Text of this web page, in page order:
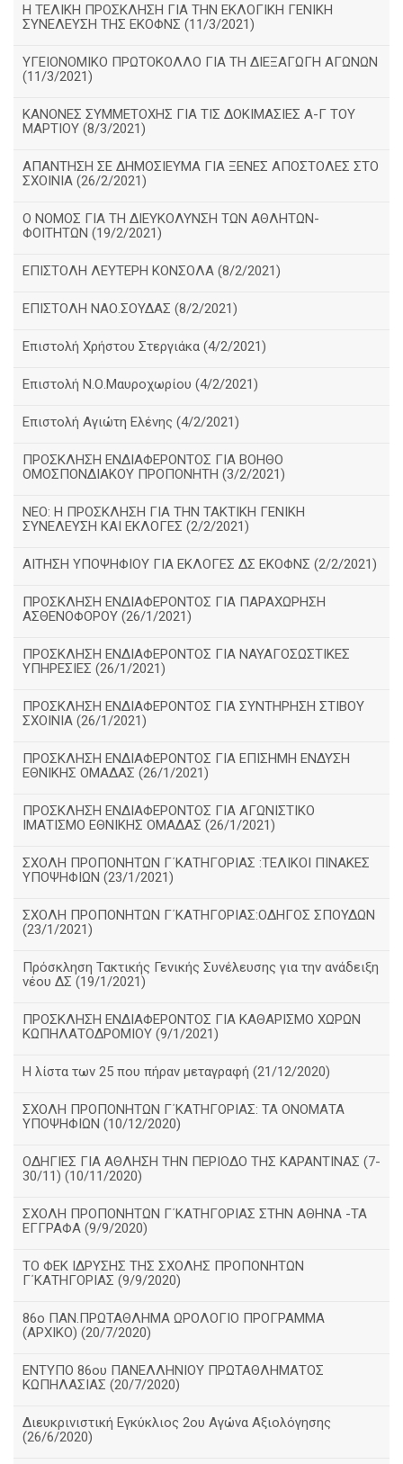
Η ΤΕΛΙΚΗ ΠΡΟΣΚΛΗΣΗ ΓΙΑ ΤΗΝ ΕΚΛΟΓΙΚΗ ΓΕΝΙΚΗ
ΣΥΝΕΛΕΥΣΗ ΤΗΣ ΕΚΟΦΝΣ (11/3/2021)
ΥΓΕΙΟΝΟΜΙΚΟ ΠΡΩΤΟΚΟΛΛΟ ΓΙΑ ΤΗ ΔΙΕΞΑΓΩΓΗ ΑΓΩΝΩΝ
(11/3/2021)
ΚΑΝΟΝΕΣ ΣΥΜΜΕΤΟΧΗΣ ΓΙΑ ΤΙΣ ΔΟΚΙΜΑΣΙΕΣ Α-Γ ΤΟΥ
ΜΑΡΤΙΟΥ (8/3/2021)
ΑΠΑΝΤΗΣΗ ΣΕ ΔΗΜΟΣΙΕΥΜΑ ΓΙΑ ΞΕΝΕΣ ΑΠΟΣΤΟΛΕΣ ΣΤΟ
ΣΧΟΙΝΙΑ (26/2/2021)
Ο ΝΟΜΟΣ ΓΙΑ ΤΗ ΔΙΕΥΚΟΛΥΝΣΗ ΤΩΝ ΑΘΛΗΤΩΝ-
ΦΟΙΤΗΤΩΝ (19/2/2021)
ΕΠΙΣΤΟΛΗ ΛΕΥΤΕΡΗ ΚΟΝΣΟΛΑ (8/2/2021)
ΕΠΙΣΤΟΛΗ ΝΑΟ.ΣΟΥΔΑΣ (8/2/2021)
Επιστολή Χρήστου Στεργιάκα (4/2/2021)
Επιστολή Ν.Ο.Μαυροχωρίου (4/2/2021)
Επιστολή Αγιώτη Ελένης (4/2/2021)
ΠΡΟΣΚΛΗΣΗ ΕΝΔΙΑΦΕΡΟΝΤΟΣ ΓΙΑ ΒΟΗΘΟ
ΟΜΟΣΠΟΝΔΙΑΚΟΥ ΠΡΟΠΟΝΗΤΗ (3/2/2021)
ΝΕΟ: Η ΠΡΟΣΚΛΗΣΗ ΓΙΑ ΤΗΝ ΤΑΚΤΙΚΗ ΓΕΝΙΚΗ
ΣΥΝΕΛΕΥΣΗ ΚΑΙ ΕΚΛΟΓΕΣ (2/2/2021)
ΑΙΤΗΣΗ ΥΠΟΨΗΦΙΟΥ ΓΙΑ ΕΚΛΟΓΕΣ ΔΣ ΕΚΟΦΝΣ (2/2/2021)
ΠΡΟΣΚΛΗΣΗ ΕΝΔΙΑΦΕΡΟΝΤΟΣ ΓΙΑ ΠΑΡΑΧΩΡΗΣΗ
ΑΣΘΕΝΟΦΟΡΟΥ (26/1/2021)
ΠΡΟΣΚΛΗΣΗ ΕΝΔΙΑΦΕΡΟΝΤΟΣ ΓΙΑ ΝΑΥΑΓΟΣΩΣΤΙΚΕΣ
ΥΠΗΡΕΣΙΕΣ (26/1/2021)
ΠΡΟΣΚΛΗΣΗ ΕΝΔΙΑΦΕΡΟΝΤΟΣ ΓΙΑ ΣΥΝΤΗΡΗΣΗ ΣΤΙΒΟΥ
ΣΧΟΙΝΙΑ (26/1/2021)
ΠΡΟΣΚΛΗΣΗ ΕΝΔΙΑΦΕΡΟΝΤΟΣ ΓΙΑ ΕΠΙΣΗΜΗ ΕΝΔΥΣΗ
ΕΘΝΙΚΗΣ ΟΜΑΔΑΣ (26/1/2021)
ΠΡΟΣΚΛΗΣΗ ΕΝΔΙΑΦΕΡΟΝΤΟΣ ΓΙΑ ΑΓΩΝΙΣΤΙΚΟ
ΙΜΑΤΙΣΜΟ ΕΘΝΙΚΗΣ ΟΜΑΔΑΣ (26/1/2021)
ΣΧΟΛΗ ΠΡΟΠΟΝΗΤΩΝ Γ΄ΚΑΤΗΓΟΡΙΑΣ :ΤΕΛΙΚΟΙ ΠΙΝΑΚΕΣ
ΥΠΟΨΗΦΙΩΝ (23/1/2021)
ΣΧΟΛΗ ΠΡΟΠΟΝΗΤΩΝ Γ΄ΚΑΤΗΓΟΡΙΑΣ:ΟΔΗΓΟΣ ΣΠΟΥΔΩΝ
(23/1/2021)
Πρόσκληση Τακτικής Γενικής Συνέλευσης για την ανάδειξη
νέου ΔΣ (19/1/2021)
ΠΡΟΣΚΛΗΣΗ ΕΝΔΙΑΦΕΡΟΝΤΟΣ ΓΙΑ ΚΑΘΑΡΙΣΜΟ ΧΩΡΩΝ
ΚΩΠΗΛΑΤΟΔΡΟΜΙΟΥ (9/1/2021)
Η λίστα των 25 που πήραν μεταγραφή (21/12/2020)
ΣΧΟΛΗ ΠΡΟΠΟΝΗΤΩΝ Γ΄ΚΑΤΗΓΟΡΙΑΣ: ΤΑ ΟΝΟΜΑΤΑ
ΥΠΟΨΗΦΙΩΝ (10/12/2020)
ΟΔΗΓΙΕΣ ΓΙΑ ΑΘΛΗΣΗ ΤΗΝ ΠΕΡΙΟΔΟ ΤΗΣ ΚΑΡΑΝΤΙΝΑΣ (7-
30/11) (10/11/2020)
ΣΧΟΛΗ ΠΡΟΠΟΝΗΤΩΝ Γ΄ΚΑΤΗΓΟΡΙΑΣ ΣΤΗΝ ΑΘΗΝΑ -ΤΑ
ΕΓΓΡΑΦΑ (9/9/2020)
TO ΦΕΚ ΙΔΡΥΣΗΣ ΤΗΣ ΣΧΟΛΗΣ ΠΡΟΠΟΝΗΤΩΝ
Γ΄ΚΑΤΗΓΟΡΙΑΣ (9/9/2020)
86o ΠΑΝ.ΠΡΩΤΑΘΛΗΜΑ ΩΡΟΛΟΓΙΟ ΠΡΟΓΡΑΜΜΑ
(ΑΡΧΙΚΟ) (20/7/2020)
ΕΝΤΥΠΟ 86ου ΠΑΝΕΛΛΗΝΙΟΥ ΠΡΩΤΑΘΛΗΜΑΤΟΣ
ΚΩΠΗΛΑΣΙΑΣ (20/7/2020)
Διευκρινιστική Εγκύκλιος 2ου Αγώνα Αξιολόγησης
(26/6/2020)